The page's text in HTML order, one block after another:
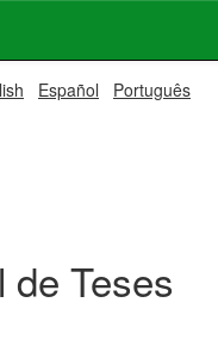
Español Português
de Teses